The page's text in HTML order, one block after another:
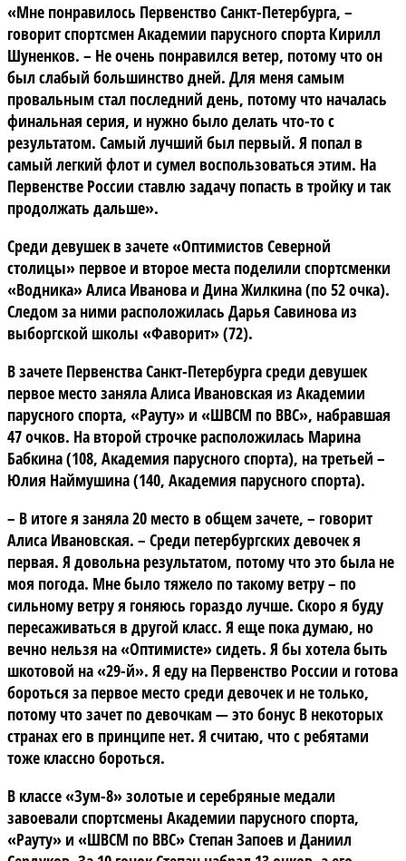
«Мне понравилось Первенство Санкт-Петербурга, –
говорит спортсмен Академии парусного спорта Кирилл
Шуненков. – Не очень понравился ветер, потому что он
был слабый большинство дней. Для меня самым
провальным стал последний день, потому что началась
финальная серия, и нужно было делать что-то с
результатом. Самый лучший был первый. Я попал в
самый легкий флот и сумел воспользоваться этим. На
Первенстве России ставлю задачу попасть в тройку и так
продолжать дальше».
Среди девушек в зачете «Оптимистов Северной
столицы» первое и второе места поделили спортсменки
«Водника» Алиса Иванова и Дина Жилкина (по 52 очка).
Следом за ними расположилась Дарья Савинова из
выборгской школы «Фаворит» (72).
В зачете Первенства Санкт-Петербурга среди девушек
первое место заняла Алиса Ивановская из Академии
парусного спорта, «Рауту» и «ШВСМ по ВВС», набравшая
47 очков. На второй строчке расположилась Марина
Бабкина (108, Академия парусного спорта), на третьей –
Юлия Наймушина (140, Академия парусного спорта).
– В итоге я заняла 20 место в общем зачете, – говорит
Алиса Ивановская. – Среди петербургских девочек я
первая. Я довольна результатом, потому что это была не
моя погода. Мне было тяжело по такому ветру – по
сильному ветру я гоняюсь гораздо лучше. Скоро я буду
пересаживаться в другой класс. Я еще пока думаю, но
вечно нельзя на «Оптимисте» сидеть. Я бы хотела быть
шкотовой на «29-й». Я еду на Первенство России и готова
бороться за первое место среди девочек и не только,
потому что зачет по девочкам — это бонус В некоторых
странах его в принципе нет. Я считаю, что с ребятами
тоже классно бороться.
В классе «Зум-8»золотые и серебряные медали
завоевали спортсмены Академии парусного спорта,
«Рауту» и «ШВСМ по ВВС» Степан Запоев и Даниил